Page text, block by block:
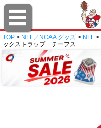
TOP > NFL／NCAA グッズ > NFL >
ックストラップ チーフス